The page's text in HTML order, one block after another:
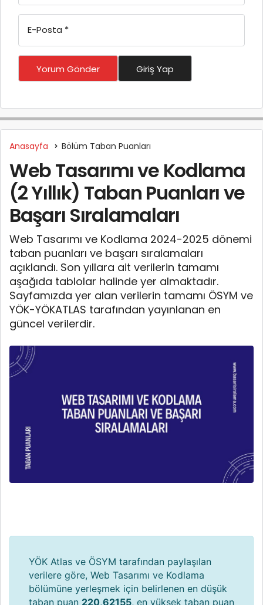
E-Posta *
Yorum Gönder Giriş Yap
Anasayfa Bölüm Taban Puanları
Web Tasarımı ve Kodlama
(2 Yıllık) Taban Puanları ve
Başarı Sıralamaları
Web Tasarımı ve Kodlama 2024-2025 dönemi
taban puanları ve başarı sıralamaları
açıklandı. Son yıllara ait verilerin tamamı
aşağıda tablolar halinde yer almaktadır.
Sayfamızda yer alan verilerin tamamı ÖSYM ve
YÖK-YÖKATLAS tarafından yayınlanan en
güncel verilerdir.
YÖK Atlas ve ÖSYM tarafından paylaşılan
verilere göre, Web Tasarımı ve Kodlama
bölümüne yerleşmek için belirlenen en düşük
taban puan 220,62155, en yüksek taban puan